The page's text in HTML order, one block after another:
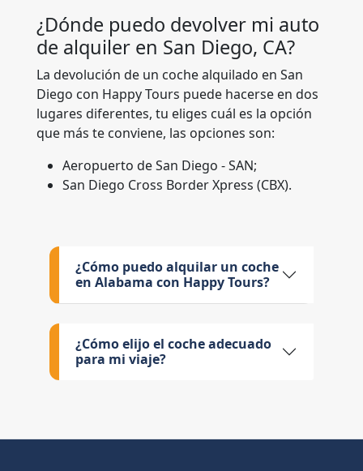
¿Dónde puedo devolver mi auto
de alquiler en San Diego, CA?
La devolución de un coche alquilado en San
Diego con Happy Tours puede hacerse en dos
lugares diferentes, tu eliges cuál es la opción
que más te conviene, las opciones son:
Aeropuerto de San Diego - SAN;
San Diego Cross Border Xpress (CBX).
¿Cómo puedo alquilar un coche
en Alabama con Happy Tours?
¿Cómo elijo el coche adecuado
para mi viaje?